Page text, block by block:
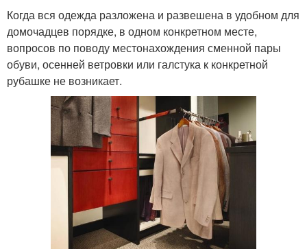
Когда вся одежда разложена и развешена в удобном для
домочадцев порядке, в одном конкретном месте,
вопросов по поводу местонахождения сменной пары
обуви, осенней ветровки или галстука к конкретной
рубашке не возникает.